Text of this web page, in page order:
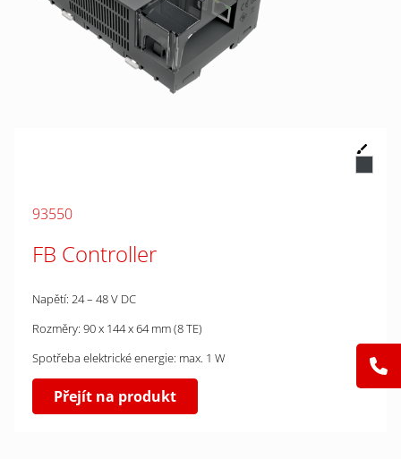
93550
FB Controller
Napětí: 24 – 48 V DC
Rozměry: 90 x 144 x 64 mm (8 TE)
Spotřeba elektrické energie: max. 1 W
Přejít na produkt